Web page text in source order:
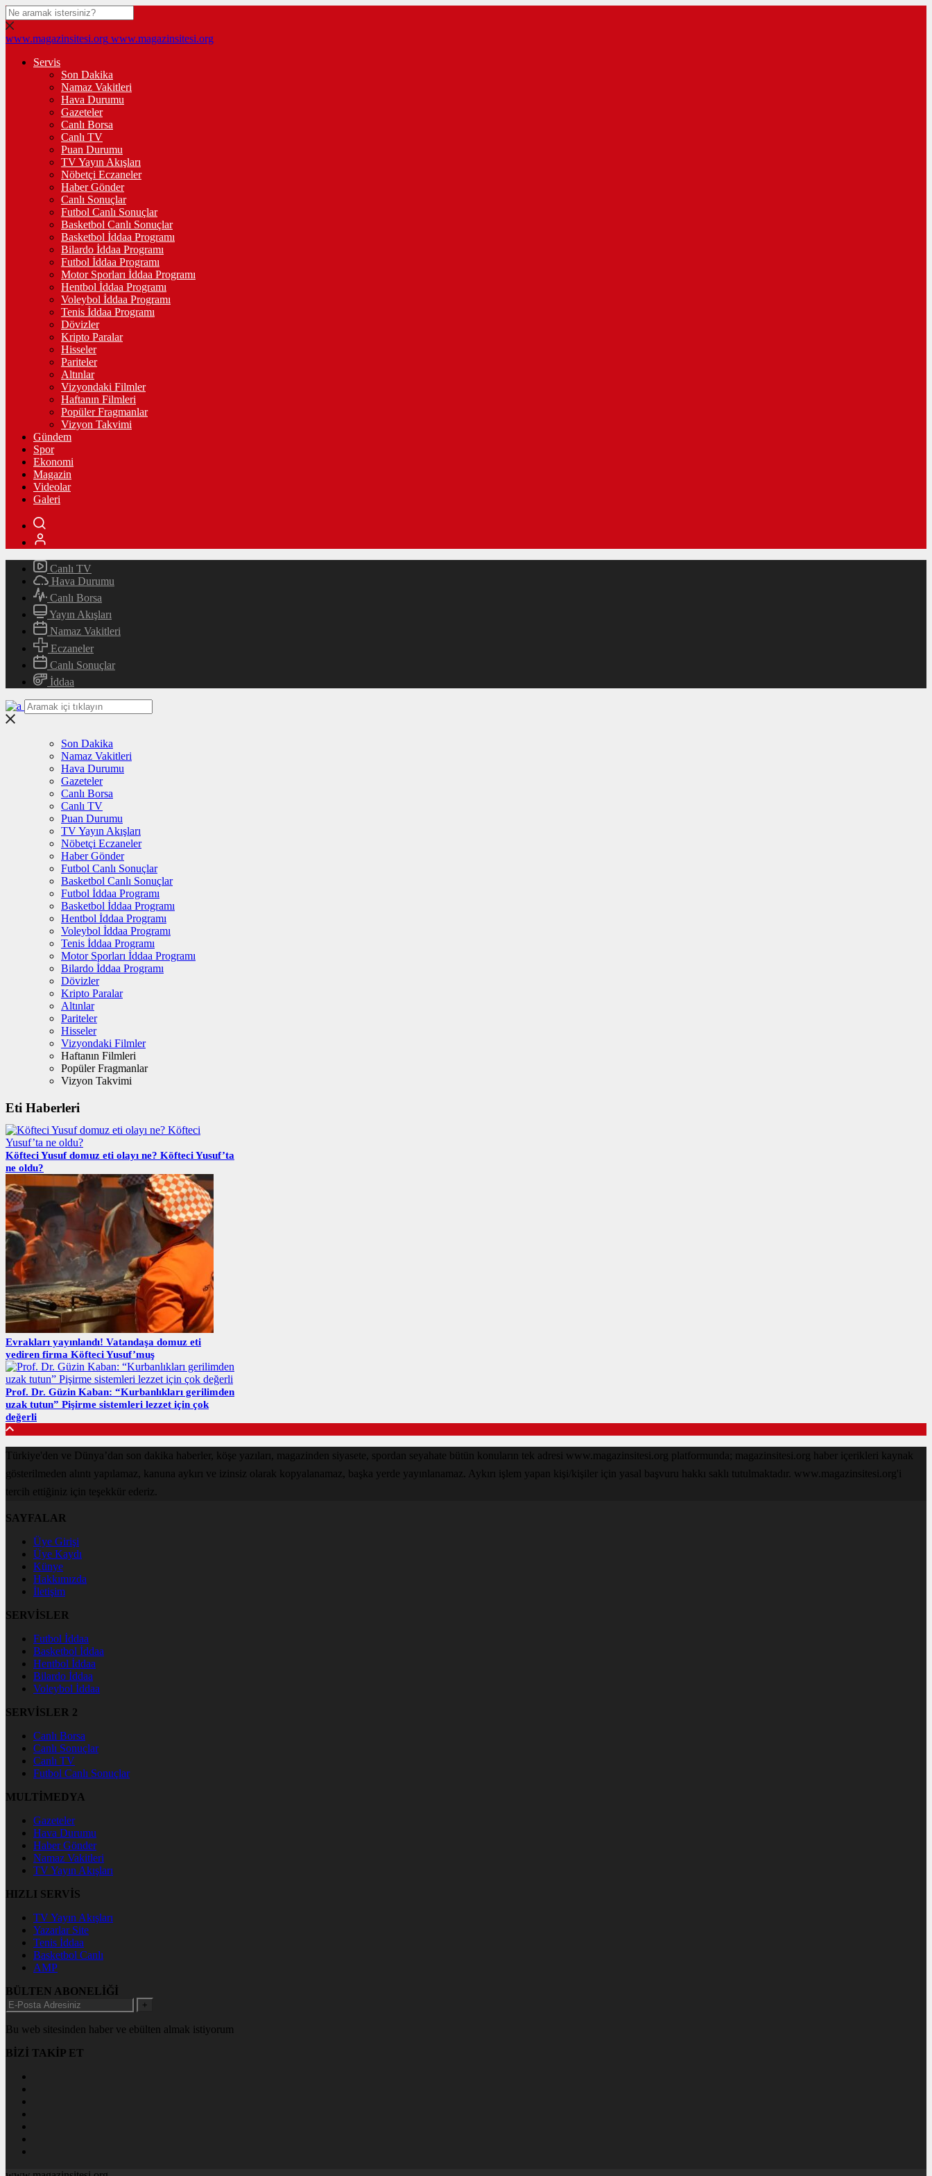
www.magazinsitesi.org www.magazinsitesi.org
Servis
Son Dakika
Namaz Vakitleri
Hava Durumu
Gazeteler
Canlı Borsa
Canlı TV
Puan Durumu
TV Yayın Akışları
Nöbetçi Eczaneler
Haber Gönder
Canlı Sonuçlar
Futbol Canlı Sonuçlar
Basketbol Canlı Sonuçlar
Basketbol İddaa Programı
Bilardo İddaa Programı
Futbol İddaa Programı
Motor Sporları İddaa Programı
Hentbol İddaa Programı
Voleybol İddaa Programı
Tenis İddaa Programı
Dövizler
Kripto Paralar
Hisseler
Pariteler
Altınlar
Vizyondaki Filmler
Haftanın Filmleri
Popüler Fragmanlar
Vizyon Takvimi
Gündem
Spor
Ekonomi
Magazin
Videolar
Galeri
Canlı TV
Hava Durumu
Canlı Borsa
Yayın Akışları
Namaz Vakitleri
Eczaneler
Canlı Sonuçlar
İddaa
Son Dakika
Namaz Vakitleri
Hava Durumu
Gazeteler
Canlı Borsa
Canlı TV
Puan Durumu
TV Yayın Akışları
Nöbetçi Eczaneler
Haber Gönder
Futbol Canlı Sonuçlar
Basketbol Canlı Sonuçlar
Futbol İddaa Programı
Basketbol İddaa Programı
Hentbol İddaa Programı
Voleybol İddaa Programı
Tenis İddaa Programı
Motor Sporları İddaa Programı
Bilardo İddaa Programı
Dövizler
Kripto Paralar
Altınlar
Pariteler
Hisseler
Vizyondaki Filmler
Haftanın Filmleri
Popüler Fragmanlar
Vizyon Takvimi
Eti Haberleri
Köfteci Yusuf domuz eti olayı ne? Köfteci Yusuf’ta
ne oldu?
Evrakları yayınlandı! Vatandaşa domuz eti
yediren firma Köfteci Yusuf’muş
Prof. Dr. Güzin Kaban: “Kurbanlıkları gerilimden
uzak tutun” Pişirme sistemleri lezzet için çok
değerli
Türkiye'den ve Dünya’dan son dakika haberler, köşe yazıları, magazinden siyasete, spordan seyahate bütün konuların tek adresi www.magazinsitesi.org platformunda; magazinsitesi.org haber içerikleri kaynak
gösterilmeden alıntı yapılamaz, kanuna aykırı ve izinsiz olarak kopyalanamaz, başka yerde yayınlanamaz. Aykırı işlem yapan kişi/kişiler için yasal başvuru hakkı saklı tutulmaktadır. www.magazinsitesi.org'i
tercih ettiğiniz için teşekkür ederiz.
SAYFALAR
Üye Girişi
Üye Kaydı
Künye
Hakkımızda
İletişim
SERVİSLER
Futbol İddaa
Basketbol İddaa
Hentbol İddaa
Bilardo İddaa
Voleybol İddaa
SERVİSLER 2
Canlı Borsa
Canlı Sonuçlar
Canlı TV
Futbol Canlı Sonuçlar
MULTİMEDYA
Gazeteler
Hava Durumu
Haber Gönder
Namaz Vakitleri
TV Yayın Akışları
HIZLI SERVİS
TV Yayın Akışları
Yazarlar Site
Tenis İddaa
Basketbol Canlı
AMP
BÜLTEN ABONELİĞİ
+
Bu web sitesinden haber ve ebülten almak istiyorum
BİZİ TAKİP ET